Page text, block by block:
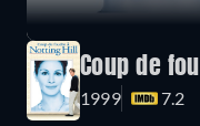
Coup de
1999 7.2